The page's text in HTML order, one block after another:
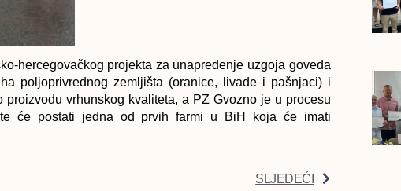
hercegovačkog projekta za unapređenje uzgoja goveda
poljoprivrednog zemljišta (oranice, livade i pašnjaci) i
vrhunskog kvaliteta, a PZ Gvozno je u procesu
će postati jedna od prvih farmi u BiH koja će imati
SLJEDEĆI